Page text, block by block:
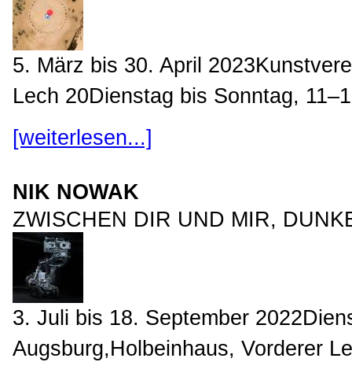
5. März bis 30. April
Lech 20Dienstag bis Sonntag,
[weiterlesen...]
NIK NOWAK
ZWISCHEN DIR UND MIR,
3. Juli bis 18. September
Augsburg,Holbeinhaus, Vorderer